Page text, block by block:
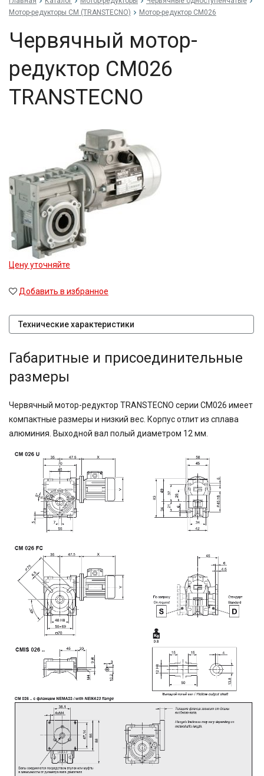
Мотор-редукторы CM (TRANSTECNO)
Мотор-редуктор CM026
Червячный мотор-
редуктор CM026
TRANSTECNO
Цену уточняйте
Добавить в избранное
Технические характеристики
Габаритные и присоединительные
размеры
Червячный мотор-редуктор TRANSTECNO серии CM026 имеет
компактные размеры и низкий вес. Корпус отлит из сплава
алюминия. Выходной вал полый диаметром 12 мм.